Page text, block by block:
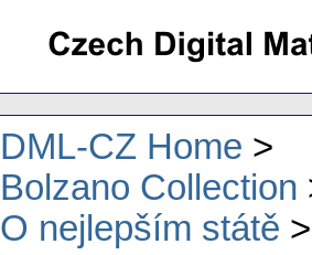
DML-CZ Home
Bolzano Collection
O nejlepším státě